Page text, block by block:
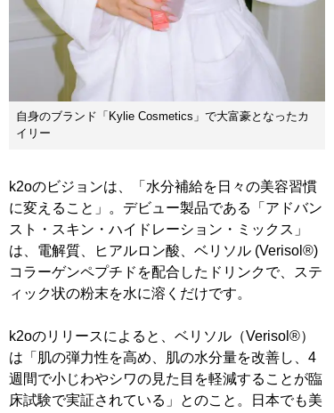
自身のブランド「Kylie Cosmetics」で大富豪となったカ
イリー
k2oのビジョンは、「水分補給を日々の美容習慣
に変えること」。デビュー製品である「アドバン
スト・スキン・ハイドレーション・ミックス」
は、電解質、ヒアルロン酸、ベリソル (Verisol®)
コラーゲンペプチドを配合したドリンクで、ステ
ィック状の粉末を水に溶くだけです。
k2oのリリースによると、ベリソル（Verisol®）
は「肌の弾力性を高め、肌の水分量を改善し、4
週間で小じわやシワの見た目を軽減することが臨
床試験で実証されている」とのこと。日本でも美